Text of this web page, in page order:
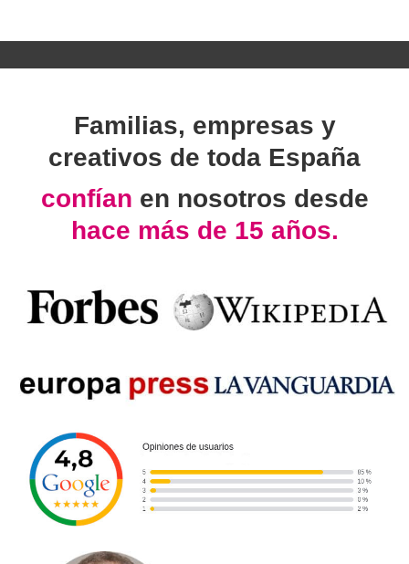
Familias, empresas y
creativos de toda España
confían en nosotros desde
hace más de 15 años.